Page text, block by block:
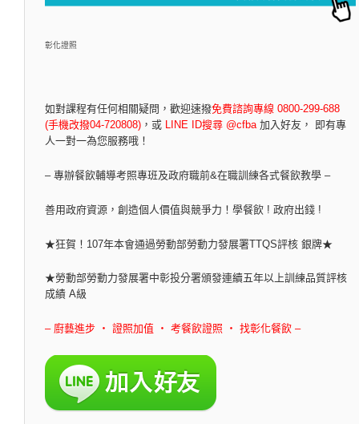
彰化證照
如對課程有任何相關疑問， 歡迎速撥免費諮詢專線 0800-299-688
(手機改撥04-720808) ， 或 LINE ID搜尋 @cfba加入好友， 即有專
人一對一為您服務哦！
– 專辦餐飲輔導考照專班及政府職前&在職訓練各式餐飲教學 –
善用政府資源，創造個人價值與競爭力！學餐飲 ! 政府出錢 !
★狂賀！107年本會通過勞動部勞動力發展署TTQS評核 銀牌★
★勞動部勞動力發展署中彰投分署頒發連續五年以上訓練品質評核
成績 A級
– 廚藝進步 ‧ 證照加值 ‧ 考餐飲證照 ‧ 找彰化餐飲 –